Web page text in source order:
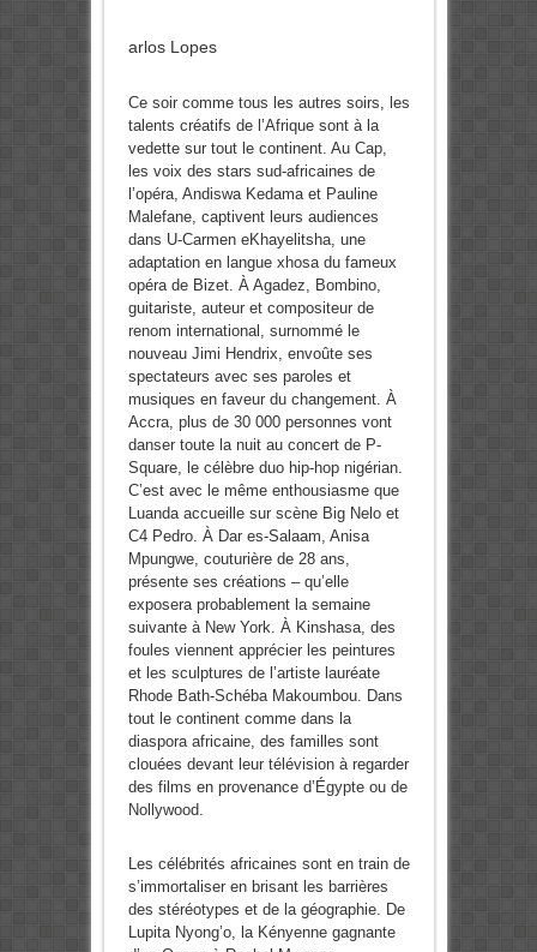
arlos Lopes
Ce soir comme tous les autres soirs, les
talents créatifs de l’Afrique sont à la
vedette sur tout le continent. Au Cap,
les voix des stars sud-africaines de
l’opéra, Andiswa Kedama et Pauline
Malefane, captivent leurs audiences
dans U-Carmen eKhayelitsha, une
adaptation en langue xhosa du fameux
opéra de Bizet. À Agadez, Bombino,
guitariste, auteur et compositeur de
renom international, surnommé le
nouveau Jimi Hendrix, envoûte ses
spectateurs avec ses paroles et
musiques en faveur du changement. À
Accra, plus de 30 000 personnes vont
danser toute la nuit au concert de P-
Square, le célèbre duo hip-hop nigérian.
C’est avec le même enthousiasme que
Luanda accueille sur scène Big Nelo et
C4 Pedro. À Dar es-Salaam, Anisa
Mpungwe, couturière de 28 ans,
présente ses créations – qu’elle
exposera probablement la semaine
suivante à New York. À Kinshasa, des
foules viennent apprécier les peintures
et les sculptures de l’artiste lauréate
Rhode Bath-Schéba Makoumbou. Dans
tout le continent comme dans la
diaspora africaine, des familles sont
clouées devant leur télévision à regarder
des films en provenance d’Égypte ou de
Nollywood.
Les célébrités africaines sont en train de
s’immortaliser en brisant les barrières
des stéréotypes et de la géographie. De
Lupita Nyong’o, la Kényenne gagnante